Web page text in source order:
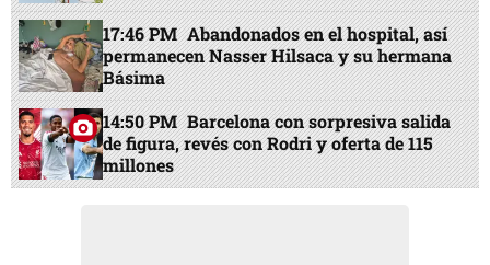
17:46 PM Abandonados en el hospital, así
permanecen Nasser Hilsaca y su hermana
Básima
14:50 PM Barcelona con sorpresiva salida
de figura, revés con Rodri y oferta de 115
millones